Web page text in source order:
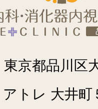
京都品川区
アトレ 大井町